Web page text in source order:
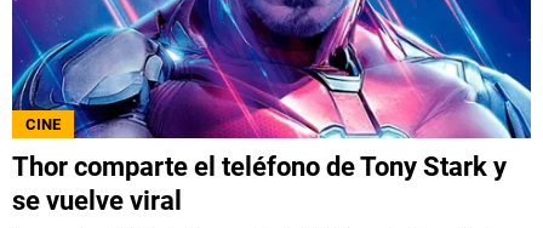
QUIENES SOMOS | STAFF | CONTACTO |
Escribe en Spoiler
Términos y Condiciones
CINE
Thor comparte el teléfono de Tony Stark y
se vuelve viral